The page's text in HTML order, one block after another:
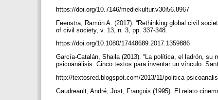
https://doi.org/10.7146/mediekultur.v30i56.8967
Feenstra, Ramón A. (2017). “Rethinking global civil
of civil society, v. 13, n. 3, pp. 337-348.
https://doi.org/10.1080/17448689.2017.1359886
García-Catalán, Shaila (2013). “La política, el ladrón,
psicoanálisis. Cinco textos para inventar un vínculo.
http://textosred.blogspot.com/2013/11/politica-
Gaudreault, André; Jost, François (1995). El relato